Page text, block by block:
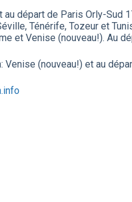
départ de Paris Orly-Sud
Ténérife, Tozeur et
et Venise (nouveau!). Au
(nouveau!) et au